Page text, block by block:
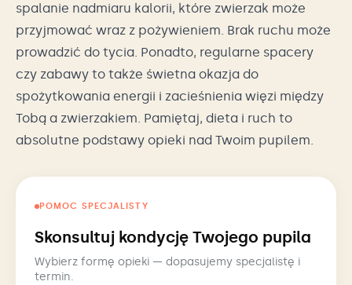
spalanie nadmiaru kalorii, które zwierzak może
przyjmować wraz z pożywieniem. Brak ruchu może
prowadzić do tycia. Ponadto, regularne spacery
czy zabawy to także świetna okazja do
spożytkowania energii i zacieśnienia więzi między
Tobą a zwierzakiem. Pamiętaj, dieta i ruch to
absolutne podstawy opieki nad Twoim pupilem.
POMOC SPECJALISTY
Skonsultuj kondycję Twojego pupila
Wybierz formę opieki — dopasujemy specjalistę i
termin.